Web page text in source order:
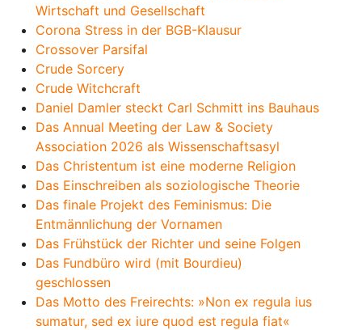
Wirtschaft und Gesellschaft
Corona Stress in der BGB-Klausur
Crossover Parsifal
Crude Sorcery
Crude Witchcraft
Daniel Damler steckt Carl Schmitt ins Bauhaus
Das Annual Meeting der Law & Society
Association 2026 als Wissenschaftsasyl
Das Christentum ist eine moderne Religion
Das Einschreiben als soziologische Theorie
Das finale Projekt des Feminismus: Die
Entmännlichung der Vornamen
Das Frühstück der Richter und seine Folgen
Das Fundbüro wird (mit Bourdieu)
geschlossen
Das Motto des Freirechts: »Non ex regula ius
sumatur, sed ex iure quod est regula fiat«